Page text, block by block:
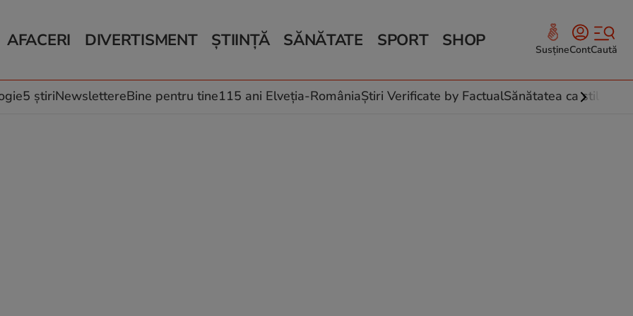
AFACERI
Auto
Locuri de muncă
DIVERTISMENT
Horoscop
Muzică și Filme
ȘTIINȚĂ
Schimbări climatice
SĂNĂTATE
Relații
Rețete culinare
SPORT SHOP SusțineContCaută
5 știriNewslettereBine pentru tine115 ani Elveția-RomâniaȘtiri Verificate by FactualSănătatea ca stil de